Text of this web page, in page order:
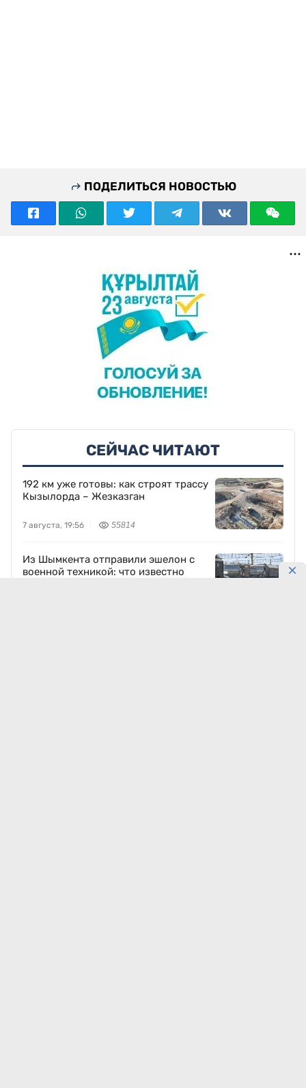
ПОДЕЛИТЬСЯ НОВОСТЬЮ
СЕЙЧАС ЧИТАЮТ
192 км уже готовы: как строят трассу
Кызылорда – Жезказган
7 августа, 19:56 55814
Из Шымкента отправили эшелон с
военной техникой: что известно